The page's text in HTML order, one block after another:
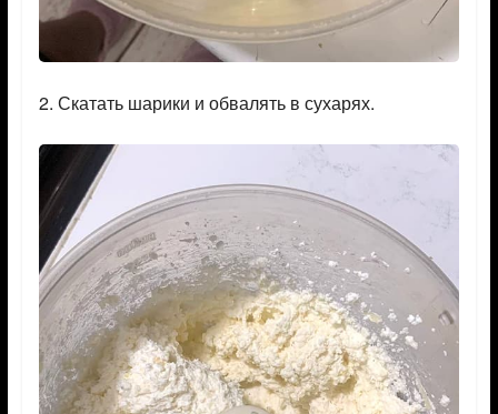
2. Скатать шарики и обвалять в сухарях.